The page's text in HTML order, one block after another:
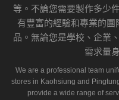
等。不論您需要製作多少
有豐富的經驗和專業的
品。無論您是學校、企業
需求量
We are a professional team
stores in Kaohsiung and
provide a wide range of